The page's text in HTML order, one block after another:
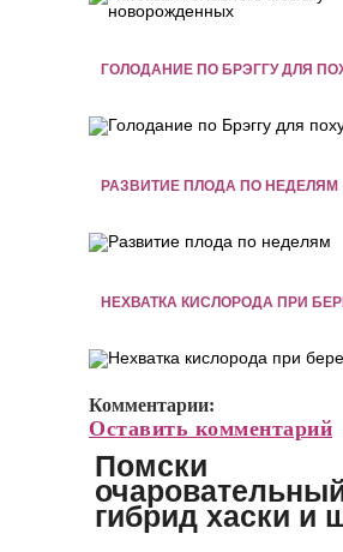
ГОЛОДАНИЕ ПО БРЭГГУ ДЛЯ
РАЗВИТИЕ ПЛОДА ПО НЕДЕЛЯМ
НЕХВАТКА КИСЛОРОДА ПРИ
Комментарии:
Оставить комментарий
гибрид хаски и